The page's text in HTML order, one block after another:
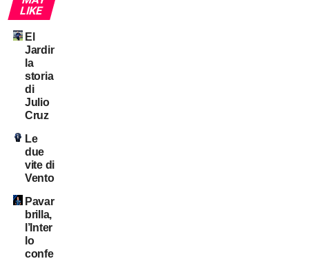
LIKE
El
Jardinero:
la
storia
di
Julio
Cruz
Le
due
vite di
Ventola
Pavard
brilla,
l’Inter
lo
conferma?